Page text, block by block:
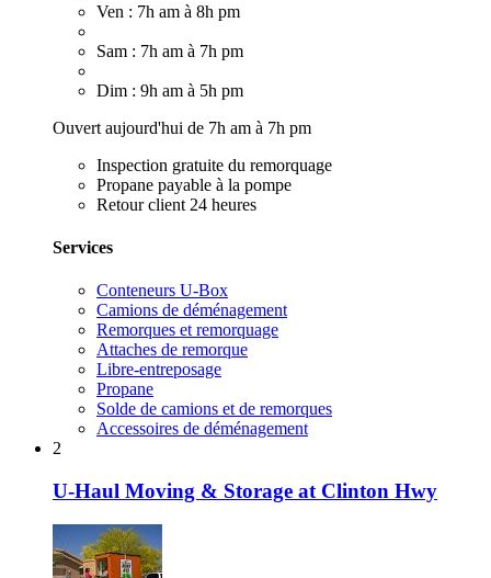
Ven : 7h am à 8h pm
Sam : 7h am à 7h pm
Dim : 9h am à 5h pm
Ouvert aujourd'hui de 7h am à 7h pm
Inspection gratuite du remorquage
Propane payable à la pompe
Retour client 24 heures
Services
Conteneurs U-Box
Camions de déménagement
Remorques et remorquage
Attaches de remorque
Libre-entreposage
Propane
Solde de camions et de remorques
Accessoires de déménagement
2
U-Haul Moving & Storage at Clinton Hwy